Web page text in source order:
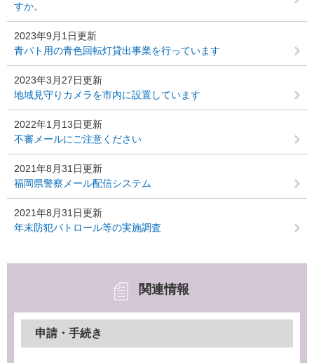
すか。
2023年9月1日更新
青パト用の青色回転灯貸出事業を行っています
2023年3月27日更新
地域見守りカメラを市内に設置しています
2022年1月13日更新
不審メールにご注意ください
2021年8月31日更新
福岡県警察メール配信システム
2021年8月31日更新
年末防犯パトロール等の実施調査
関連情報
申請・手続き